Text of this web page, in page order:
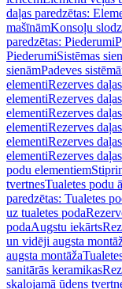
daļas paredzētas:
mašīnāmKonsoļu
paredzētas: Piederumi
PiederumiSistēmas
sienāmPadeves
elementiRezerves
elementiRezerves
elementiRezerves
elementiRezerves
elementiRezerves
elementiRezerves
podu elementiem
tvertnesTualetes podu
paredzētas: Tualetes
uz tualetes poda
podaAugstu iekārts
un vidēji augsta
augsta montāža
sanitārās keramikas
skalojamā ūdens